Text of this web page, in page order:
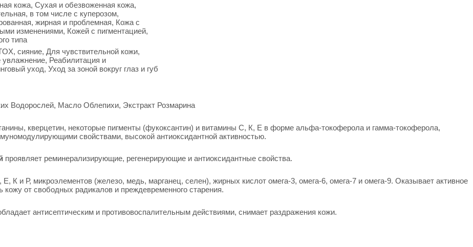
кожа, Сухая и обезвоженная кожа,
в том числе с куперозом,
жирная и проблемная, Кожа с
изменениями, Кожей с пигментацией,
типа
сияние, Для чувствительной кожи,
увлажнение, Реабилитация и
уход, Уход за зоной вокруг глаз и губ
Водорослей, Масло Облепихи, Экстракт Розмарина
кверцетин, некоторые пигменты (фукоксантин) и витамины С, К, Е в форме альфа-токоферола и гамма-токоферола,
свойствами, высокой антиоксидантной активностью.
проявляет реминерализирующие, регенерирующие и антиоксидантные свойства.
К и Р, микроэлементов (железо, медь, марганец, селен), жирных кислот омега-3, омега-6, омега-7 и омега-9. Оказывает активное
от свободных радикалов и преждевременного старения.
антисептическим и противовоспалительным действиями, снимает раздражения кожи.